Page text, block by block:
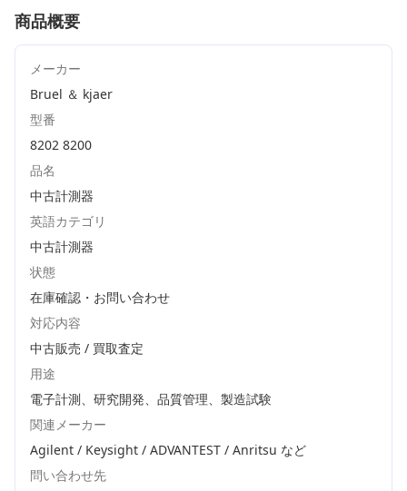
商品概要
メーカー
Bruel ＆ kjaer
型番
8202 8200
品名
中古計測器
英語カテゴリ
中古計測器
状態
在庫確認・お問い合わせ
対応内容
中古販売 / 買取査定
用途
電子計測、研究開発、品質管理、製造試験
関連メーカー
Agilent / Keysight / ADVANTEST / Anritsu など
問い合わせ先